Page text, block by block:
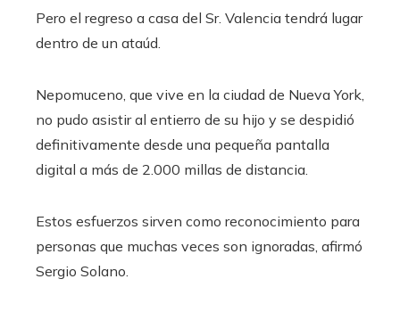
Pero el regreso a casa del Sr. Valencia tendrá lugar
dentro de un ataúd.
Nepomuceno, que vive en la ciudad de Nueva York,
no pudo asistir al entierro de su hijo y se despidió
definitivamente desde una pequeña pantalla
digital a más de 2.000 millas de distancia.
Estos esfuerzos sirven como reconocimiento para
personas que muchas veces son ignoradas, afirmó
Sergio Solano.